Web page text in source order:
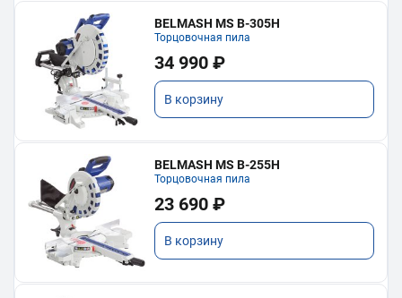
BELMASH MS B-305H
Торцовочная пила
34 990 ₽
В корзину
BELMASH MS B-255H
Торцовочная пила
23 690 ₽
В корзину